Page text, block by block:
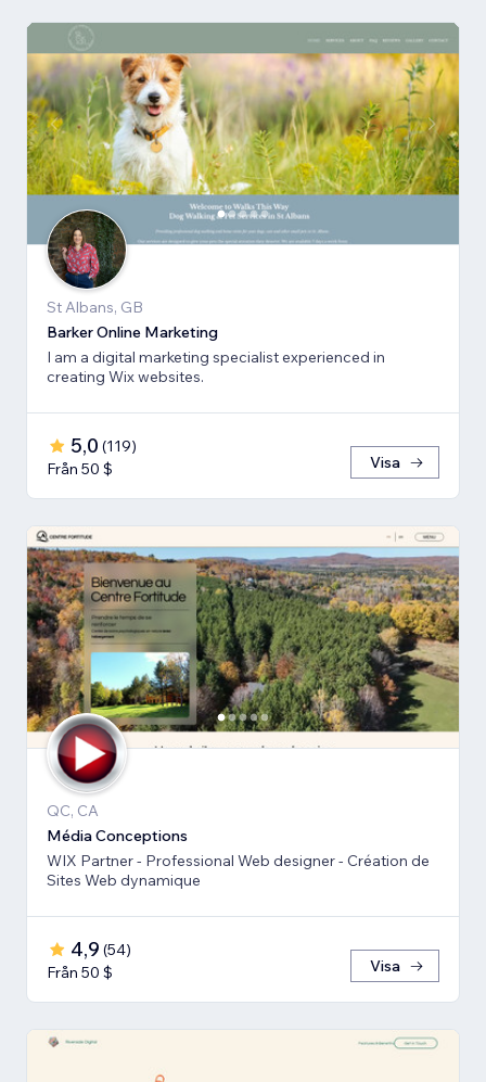
St Albans, GB
Barker Online Marketing
I am a digital marketing specialist experienced in
creating Wix websites.
5,0 (119)
Från 50 $
Visa
QC, CA
Média Conceptions
WIX Partner - Professional Web designer - Création de
Sites Web dynamique
4,9 (54)
Från 50 $
Visa